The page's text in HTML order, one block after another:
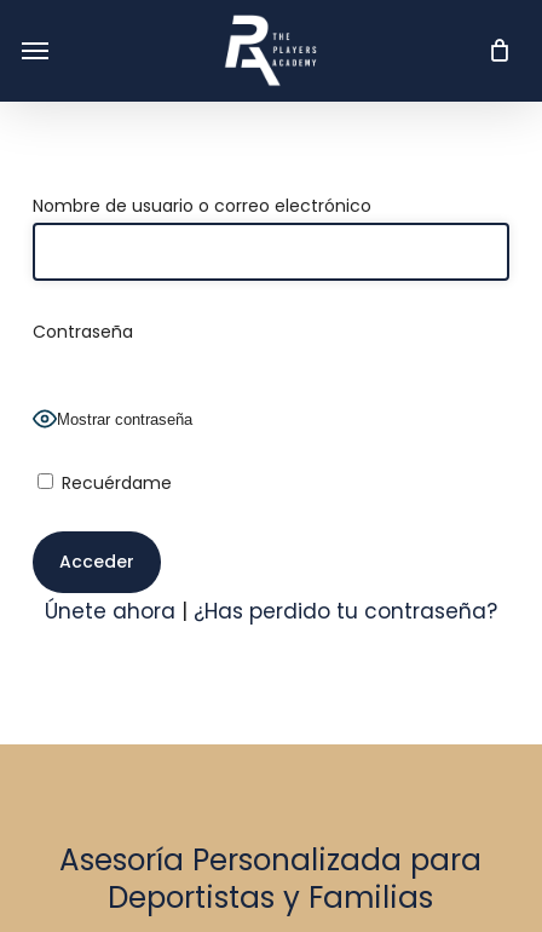
Menu
Nombre de usuario o correo electrónico
Contraseña
Mostrar contraseña
Recuérdame
Únete ahora | ¿Has perdido tu contraseña?
Asesoría Personalizada para
Deportistas y Familias